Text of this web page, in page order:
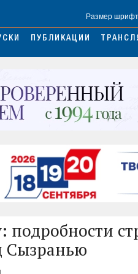
Размер
ПУБЛИКАЦИИ
подробности
Сызранью